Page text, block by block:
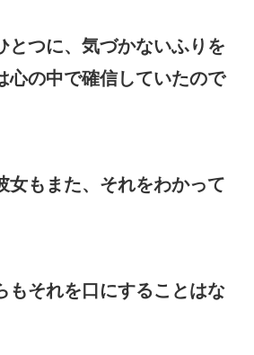
とつに、気づかないふりを
心の中で確信していたので
女もまた、それをわかって
もそれを口にすることはな